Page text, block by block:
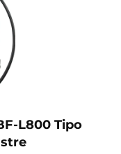
L800 Tipo